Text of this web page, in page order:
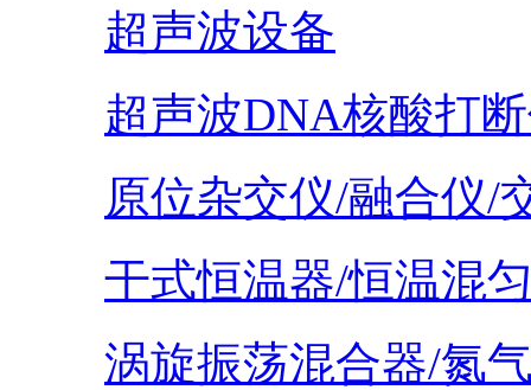
超声波设备
超声波DNA核酸打
原位杂交仪/融合仪/
干式恒温器/恒温混
涡旋振荡混合器/氮